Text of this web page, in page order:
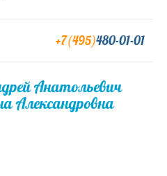
+7(495)480-01-01
Анатольевич
Александровна